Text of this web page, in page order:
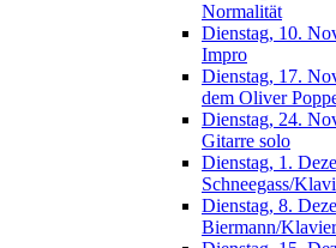
Normalität
Dienstag, 10.
Impro
Dienstag, 17.
dem Oliver
Dienstag, 24.
Gitarre solo
Dienstag, 1.
Schneegass/
Dienstag, 8.
Biermann/Klavier